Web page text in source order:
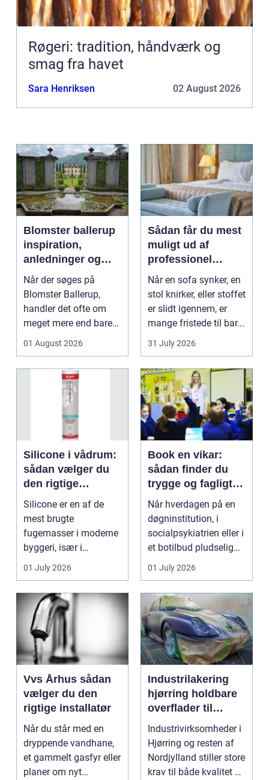
Røgeri: tradition, håndværk og
smag fra havet
Sara Henriksen 02 August 2026
Blomster ballerup
inspiration,
anledninger og
lokale muligheder
Når der søges på
Blomster Ballerup,
handler det ofte om
meget mere end bare
en hurtig buket.
Blomste...
01 August 2026
Sådan får du mest
muligt ud af
professionel
møbelpolstring
Når en sofa synker, en
stol knirker, eller stoffet
er slidt igennem, er
mange fristede til bar...
31 July 2026
Silicone i vådrum:
sådan vælger du
den rigtige
fugemasse
Silicone er en af de
mest brugte
fugemasser i moderne
byggeri, især i
badeværelser,
køkkener og andr...
01 July 2026
Book en vikar:
sådan finder du
trygge og fagligt
stærke løsninger
Når hverdagen på en
døgninstitution, i
socialpsykiatrien eller i
et botilbud pludselig
ændrer sig, k...
01 July 2026
Vvs Århus sådan
vælger du den
rigtige installatør
Når du står med en
dryppende vandhane,
et gammelt gasfyr eller
planer om nyt
Industrilakering
hjørring holdbare
overflader til
industri og erhverv
Industrivirksomheder i
Hjørring og resten af
Nordjylland stiller store
krav til både kvalitet og